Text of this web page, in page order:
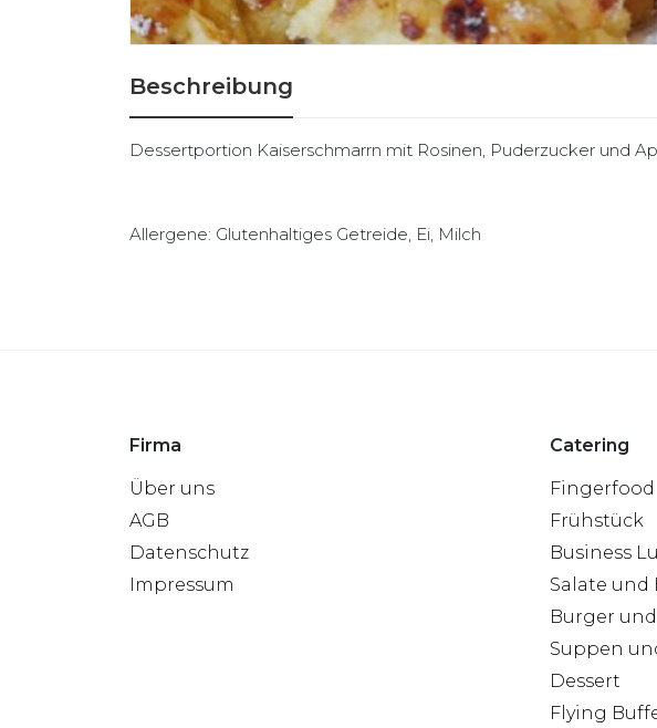
Beschreibung
Dessertportion Kaiserschmarrn mit Rosinen, Puderzucker und
Allergene: Glutenhaltiges Getreide, Ei, Milch
Firma
Über uns
AGB
Datenschutz
Impressum
Catering
Fingerfood
Frühstück
Business
Salate und
Burger
Suppen
Dessert
Flying